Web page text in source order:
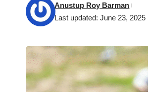
Last updated: June 23, 2025
Anustup Roy Barman